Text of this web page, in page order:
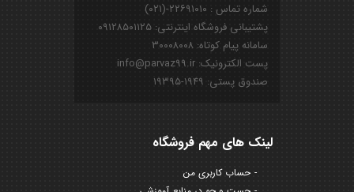
شماره تماس : ۲۲۶۹۱۰۱۰-(۰۲۱)
پشتیبانی فروشگاه اینترنتی: ۰۹۱۲۸۵۰۱۱۲۵
سامانه پیام کوتاه: ۳۰۰۰۸۰۰۸
پست الکترونیک: info@parvaz99.ir
صندوق پستی: ۱۹۴۹-۱۹۳۹۵
لینک های مهم فروشگاه
حساب کاربری من